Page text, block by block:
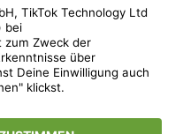
limango.nl limango.pl